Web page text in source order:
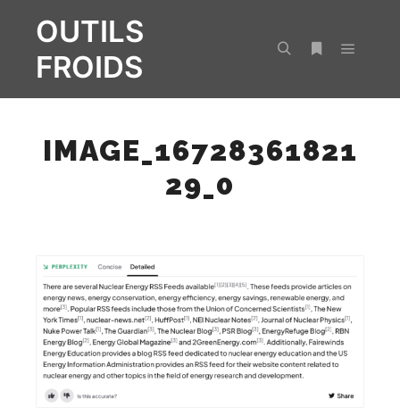
OUTILS
FROIDS
IMAGE_16728361821
29_0